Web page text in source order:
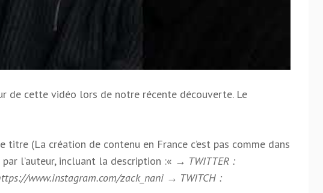
de cette vidéo lors de notre récente découverte. Le
(La création de contenu en France c’est pas comme dans
l’auteur, incluant la description :« → TWITTER :
www.instagram.com/zack_nani → TWITCH :